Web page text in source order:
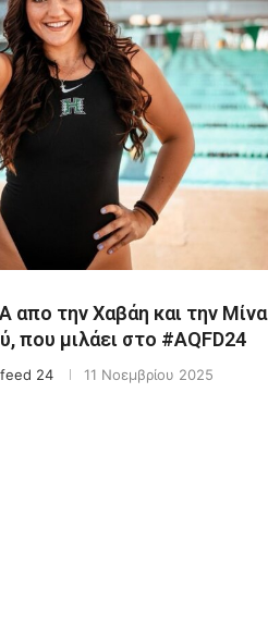
απο την Χαβάη και την Μίνα
που μιλάει στο #AQFD24
24 11 Νοεμβρίου 2025